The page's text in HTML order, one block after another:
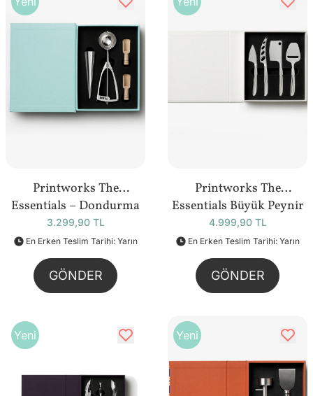
Printworks The
Essentials – Dondurma
Seti
3.299,90 TL
En Erken Teslim Tarihi: Yarın
GÖNDER
Printworks The
Essentials Büyük Peynir
Aksesuarları Seti
4.999,90 TL
En Erken Teslim Tarihi: Yarın
GÖNDER
Yeni Yeni